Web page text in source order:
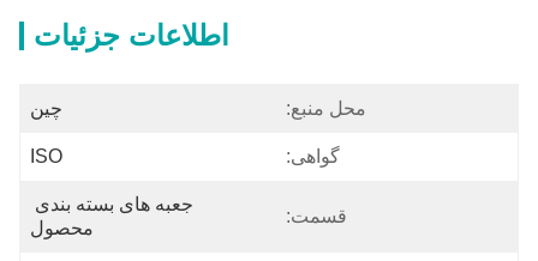
اطلاعات جزئیات
محل منبع: چین
گواهی: ISO
قسمت:
محصول